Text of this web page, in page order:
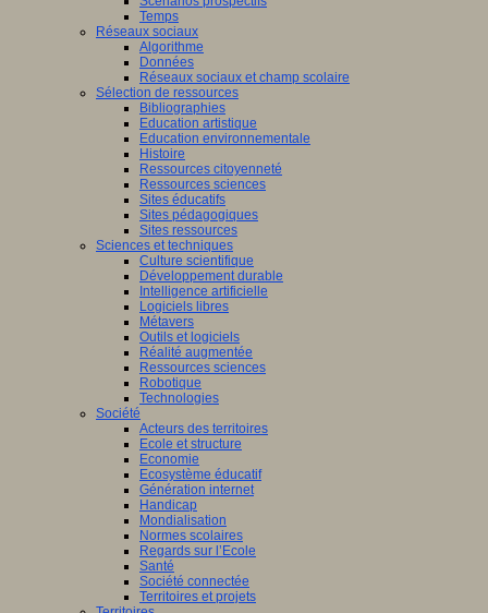
Temps
Réseaux sociaux
Algorithme
Données
Réseaux sociaux et champ scolaire
Sélection de ressources
Bibliographies
Education artistique
Education environnementale
Histoire
Ressources citoyenneté
Ressources sciences
Sites éducatifs
Sites pédagogiques
Sites ressources
Sciences et techniques
Culture scientifique
Développement durable
Intelligence artificielle
Logiciels libres
Métavers
Outils et logiciels
Réalité augmentée
Ressources sciences
Robotique
Technologies
Société
Acteurs des territoires
Ecole et structure
Economie
Ecosystème éducatif
Génération internet
Handicap
Mondialisation
Normes scolaires
Regards sur l’Ecole
Santé
Société connectée
Territoires et projets